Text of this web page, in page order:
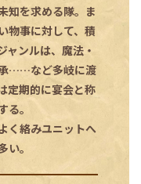
知を求める隊。ま
物事に対して、積
ャンルは、魔法・
……など多岐に渡
定期的に宴会と称
。
く絡みユニットへ
。